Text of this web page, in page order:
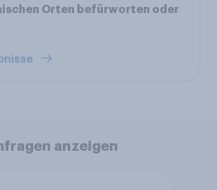
Orten befürworten oder
anzeigen